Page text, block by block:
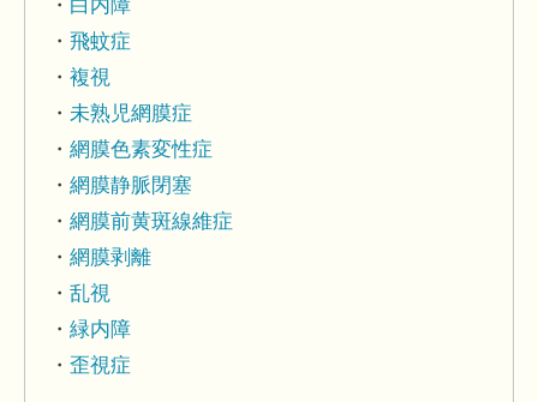
白内障
飛蚊症
複視
未熟児網膜症
網膜色素変性症
網膜静脈閉塞
網膜前黄斑線維症
網膜剥離
乱視
緑内障
歪視症